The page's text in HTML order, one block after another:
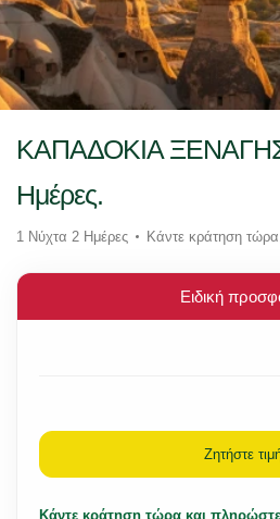
ΚΑΠΑΔΟΚΙΑ
Ημέρες.
1 Νύχτα 2 Ημέρες Κάντε κράτηση
Ειδική
Ζητήστε
Κάντε κράτηση τώρα και